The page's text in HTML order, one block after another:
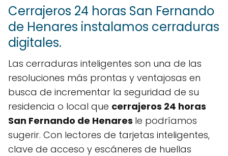
Cerrajeros 24 horas San Fernando
de Henares instalamos cerraduras
digitales.
Las cerraduras inteligentes son una de las
resoluciones más prontas y ventajosas en
busca de incrementar la seguridad de su
residencia o local que cerrajeros 24 horas
San Fernando de Henares le podríamos
sugerir. Con lectores de tarjetas inteligentes,
clave de acceso y escáneres de huellas